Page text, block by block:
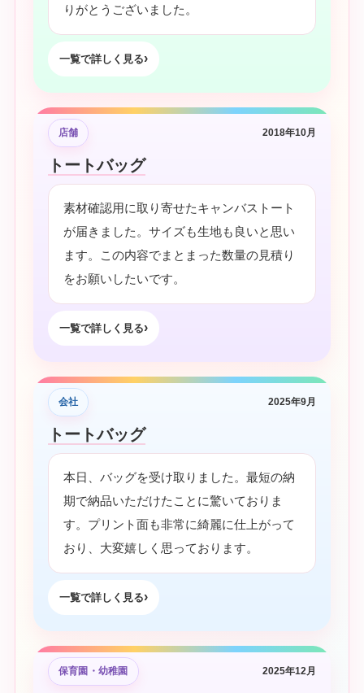
りがとうございました。
一覧で詳しく見る
店舗 2018年10月
トートバッグ
素材確認用に取り寄せたキャンバストート
が届きました。サイズも生地も良いと思い
ます。この内容でまとまった数量の見積り
をお願いしたいです。
一覧で詳しく見る
会社 2025年9月
トートバッグ
本日、バッグを受け取りました。最短の納
期で納品いただけたことに驚いておりま
す。プリント面も非常に綺麗に仕上がって
おり、大変嬉しく思っております。
一覧で詳しく見る
保育園・幼稚園 2025年12月